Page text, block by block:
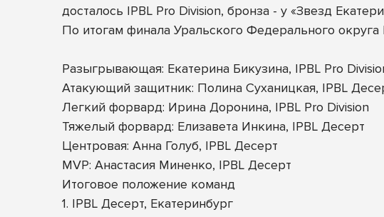
досталось IPBL Pro Division, бронза - у «Звезд
По итогам финала Уральского Федерального
Разыгрывающая: Екатерина Бикузина, IPBL Pro
Атакующий защитник: Полина Суханицкая, IPBL
Легкий форвард: Ирина Доронина, IPBL Pro Division
Тяжелый форвард: Елизавета Инкина, IPBL Десерт
Центровая: Анна Голуб, IPBL Десерт
MVP: Анастасия Миненко, IPBL Десерт
Итоговое положение команд
1. IPBL Десерт, Екатеринбург